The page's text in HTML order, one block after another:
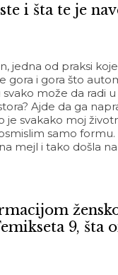
i šta te je
jedna od praksi
i gora što
može da radi
Ajde da ga
svakako moj
samo formu.
mejl i tako došla
9, šta